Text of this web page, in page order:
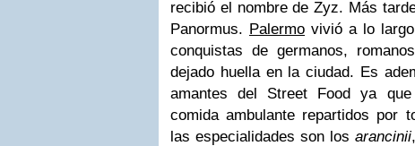
recibió el nombre de Zyz. Más
Panormus. Palermo vivió a lo
conquistas de germanos,
dejado huella en la ciudad. Es
amantes del Street Food ya
comida ambulante repartidos por
las especialidades son losarancinii